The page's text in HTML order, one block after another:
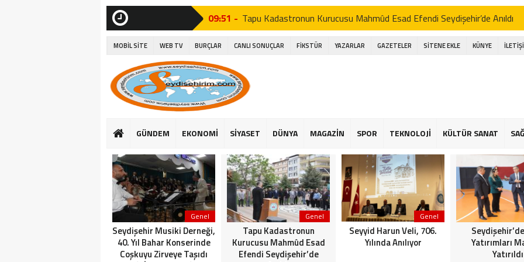
09:51 - Tapu Kadastronun Kurucusu Mahmûd Esad Efendi Seydişehir’de Anıldı
15:06 - Seyyid Harun Veli, 706. Yılında Anılıyor
15:27 -
14:26 - Seydişehir Belediye Başkanı Hasan Ustaoğlu, Gazetecilerle Buluştu
10:37 -
15:16 - Suğla gölünde Bereketli Balık sezonu: Avcılar da Kooperatif de Memnun
16:25 - Başkan Ustaoğlu gazetecilerle aynı sofrada buluştu
14:23 - Suğla Kapalı Havzası Bereketiyle Çiftçinin Yüzünü Güldürüyor
MOBİL SİTE WEB TV BURÇLAR CANLI SONUÇLAR FİKSTÜR YAZARLAR GAZETELER SİTENE EKLE KÜNYE
GÜNDEM EKONOMİ SİYASET DÜNYA MAGAZİN SPOR TEKNOLOJİ KÜLTÜR SANAT
Genel
Seydişehir Musiki Derneği,
40. Yıl Bahar Konserinde
Coşkuyu Zirveye Taşıdı
Genel
Tapu Kadastronun
Kurucusu Mahmûd Esad
Efendi Seydişehir’de
Genel
Seyyid Harun Veli, 706.
Yılında Anılıyor
Yatırımları
Yatırıldı